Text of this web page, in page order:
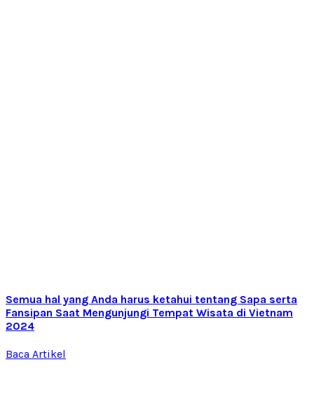
Semua hal yang Anda harus ketahui tentang Sapa serta
Fansipan Saat Mengunjungi Tempat Wisata di Vietnam
2024
Baca Artikel